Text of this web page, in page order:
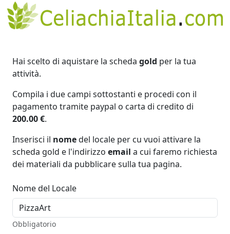
Hai scelto di aquistare la scheda gold per la tua
attività.
Compila i due campi sottostanti e procedi con il
pagamento tramite paypal o carta di credito di
200.00 €.
Inserisci il nomedel locale per cu vuoi attivare la
scheda gold e l'indirizzo email a cui faremo richiesta
dei materiali da pubblicare sulla tua pagina.
Nome del Locale
Obbligatorio